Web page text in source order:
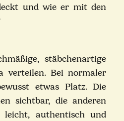
und wie er mit den
stäbchenartige
verteilen. Bei normaler
etwas Platz. Die
sichtbar, die anderen
leicht, authentisch und